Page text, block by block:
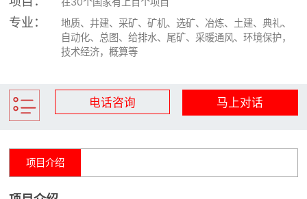
专业：
地质、井建、采矿、矿机、选矿、冶炼、土建、典礼、
自动化、总图、给排水、尾矿、采暖通风、环境保护，
技术经济，概算等
电话咨询 马上对话
项目介绍
企业文化
专家团队